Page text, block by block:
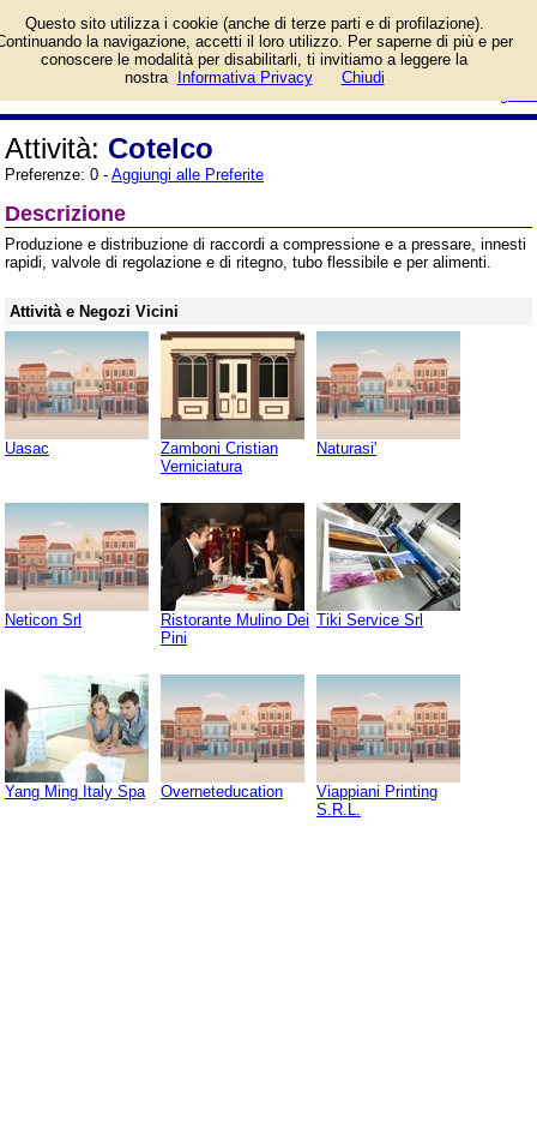
di telefono di Cotelco a Segrate
(Milano), Via Cassanese.
Categoria Servizi.
Attività: Cotelco
Preferenze: 0 - Aggiungi alle Preferite
Descrizione
Produzione e distribuzione di raccordi a compressione e a pressare, innesti
rapidi, valvole di regolazione e di ritegno, tubo flessibile e per alimenti.
Attività e Negozi Vicini
Uasac
Zamboni Cristian
Verniciatura
Naturasi'
Neticon Srl
Ristorante Mulino Dei
Pini
Tiki Service Srl
Yang Ming Italy Spa Overneteducation
Viappiani Printing
S.R.L.
Questo sito utilizza i cookie (anche di terze parti e di profilazione).
la navigazione, accetti il loro utilizzo. Per saperne di più e per
conoscere le modalità per disabilitarli, ti invitiamo a leggere la
nostra
Informativa Privacy Chiudi